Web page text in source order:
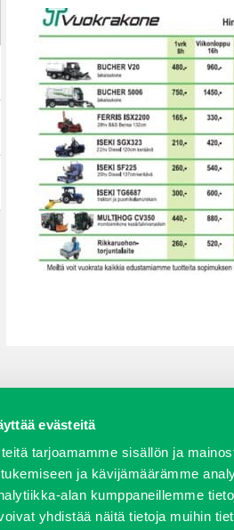
evästeitä
tarjoamamme sisällön ja
ja kävijämäärämme
alan kumppaneillemme
yhdistää näitä tietoja muihin
Huolto ja varaosat